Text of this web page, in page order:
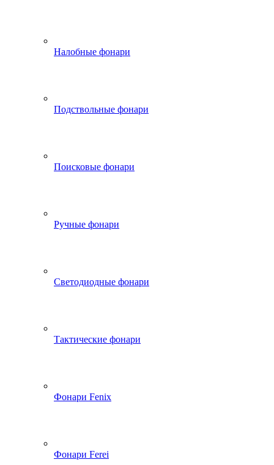
Налобные фонари
Подствольные фонари
Поисковые фонари
Ручные фонари
Светодиодные фонари
Тактические фонари
Фонари Fenix
Фонари Ferei